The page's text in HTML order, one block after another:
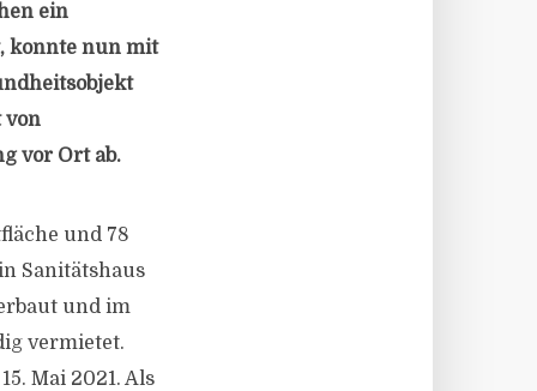
ein
konnte nun mit
von
vor Ort ab.
und 78
Sanitätshaus
und im
vermietet.
Mai 2021. Als